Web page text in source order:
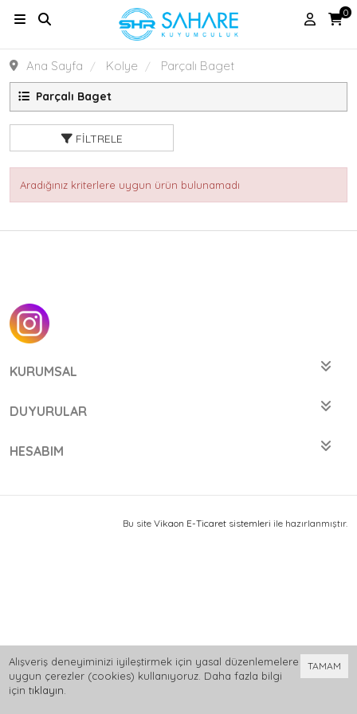
0
Ana Sayfa Kolye Parçalı Baget
Parçalı Baget
FILTRELE
Aradığınız kriterlere uygun ürün bulunamadı
KURUMSAL
DUYURULAR
HESABIM
Bu site Vikaon E-Ticaret sistemleri ile hazırlanmıştır.
TAMAM
Alışveriş deneyiminizi iyileştirmek için yasal düzenlemelere
uygun çerezler (cookies) kullanıyoruz. Daha fazla bilgi
için tıklayın